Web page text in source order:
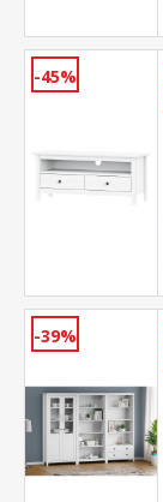
-45%
-39%